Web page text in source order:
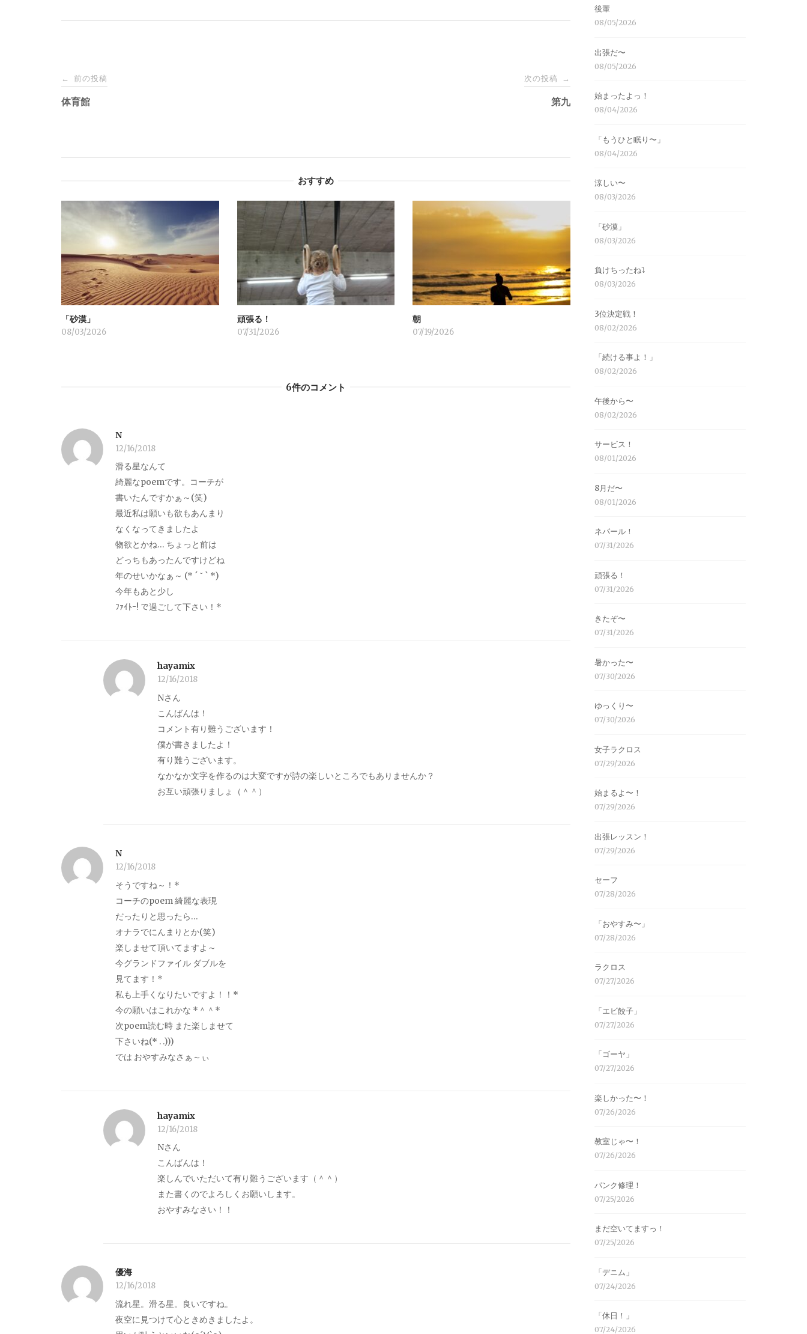
投
稿
ゲ
ー
シ
ョ
ン
← 前の投稿
体育館
次の投稿 →
第九
おすすめ
「砂漠」
08/03/2026
頑張る！
07/31/2026
朝
07/19/2026
6件のコメント
N
12/16/2018
滑る星なんて
綺麗なpoemです。コーチが
書いたんですかぁ～(笑)
最近私は願いも欲もあんまり
なくなってきましたよ
物欲とかね… ちょっと前は
どっちもあったんですけどね
年のせいかなぁ～ (* ´ ˘ ` *)
今年もあと少し
ﾌｧｲﾄｰ! で過ごして下さい！*
hayamix
12/16/2018
Nさん
こんばんは！
コメント有り難うございます！
僕が書きましたよ！
有り難うございます。
なかなか文字を作るのは大変ですが詩の楽しいところでもありませんか？
お互い頑張りましょ（＾＾）
N
12/16/2018
そうですね～！*
コーチのpoem 綺麗な表現
だったりと思ったら…
オナラでにんまりとか(笑)
楽しませて頂いてますよ～
今グランドファイル ダブルを
見てます！*
私も上手くなりたいですよ！！*
今の願いはこれかな *＾＾*
次poem読む時 また楽しませて
下さいね(* . .)))
では おやすみなさぁ～ぃ
hayamix
12/16/2018
Nさん
こんばんは！
楽しんでいただいて有り難うございます（＾＾）
また書くのでよろしくお願いします。
おやすみなさい！！
優海
12/16/2018
流れ星。滑る星。良いですね。
夜空に見つけて心ときめきましたよ。
後輩
08/05/2026
出張だ〜
08/05/2026
始まったよっ！
08/04/2026
「もうひと眠り〜」
08/04/2026
涼しい〜
08/03/2026
「砂漠」
08/03/2026
負けちったね⤵︎
08/03/2026
3位決定戦！
08/02/2026
「続ける事よ！」
08/02/2026
午後から〜
08/02/2026
サービス！
08/01/2026
8月だ〜
08/01/2026
ネパール！
07/31/2026
頑張る！
07/31/2026
きたぞ〜
07/31/2026
暑かった〜
07/30/2026
ゆっくり〜
07/30/2026
女子ラクロス
07/29/2026
始まるよ〜！
07/29/2026
出張レッスン！
07/29/2026
セーフ
07/28/2026
「おやすみ〜」
07/28/2026
ラクロス
07/27/2026
「エビ餃子」
07/27/2026
「ゴーヤ」
07/27/2026
楽しかった〜！
07/26/2026
教室じゃ〜！
07/26/2026
パンク修理！
07/25/2026
まだ空いてますっ！
07/25/2026
「デニム」
07/24/2026
「休日！」
07/24/2026